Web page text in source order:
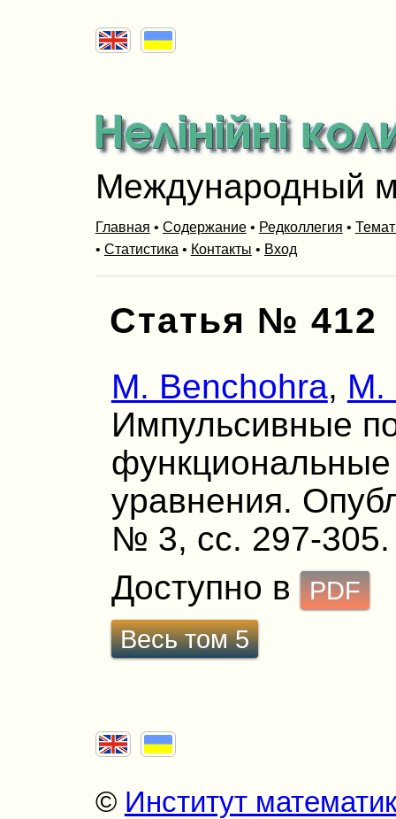
Международный
Главная • Содержание• Редколлегия •
• Статистика • Контакты • Вход
Статья № 412
M. Benchohra, M.
Импульсивные
уравнения.
№ 3, сс. 297-305.
Доступно в
PDF
Весь том 5
© Институт